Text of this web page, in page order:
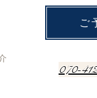
ご
070-